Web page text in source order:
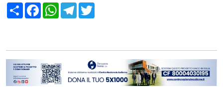
CondividiFacebookWhatsApp
Telegram